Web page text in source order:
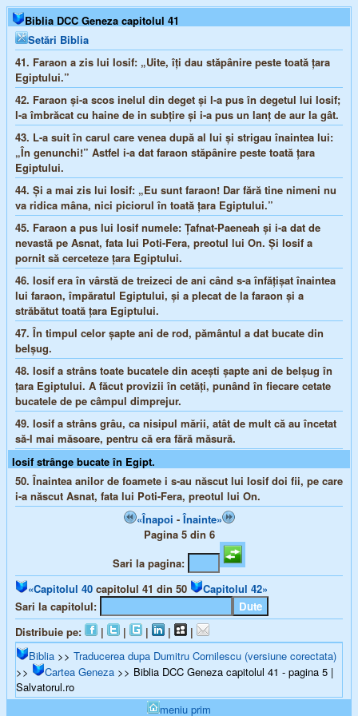
Biblia DCC Geneza capitolul 41
Setări Biblia
41. Faraon a zis lui Iosif: „Uite, îţi dau stăpânire peste toată ţara
Egiptului.”
42. Faraon şi-a scos inelul din deget şi l-a pus în degetul lui Iosif;
l-a îmbrăcat cu haine de in subţire şi i-a pus un lanţ de aur la gât.
43. L-a suit în carul care venea după al lui şi strigau înaintea lui:
„În genunchi!” Astfel i-a dat faraon stăpânire peste toată ţara
Egiptului.
44. Şi a mai zis lui Iosif: „Eu sunt faraon! Dar fără tine nimeni nu
va ridica mâna, nici piciorul în toată ţara Egiptului.”
45. Faraon a pus lui Iosif numele: Ţafnat-Paeneah şi i-a dat de
nevastă pe Asnat, fata lui Poti-Fera, preotul lui On. Şi Iosif a
pornit să cerceteze ţara Egiptului.
46. Iosif era în vârstă de treizeci de ani când s-a înfăţişat înaintea
lui faraon, împăratul Egiptului, şi a plecat de la faraon şi a
străbătut toată ţara Egiptului.
47. În timpul celor şapte ani de rod, pământul a dat bucate din
belşug.
48. Iosif a strâns toate bucatele din aceşti şapte ani de belşug în
ţara Egiptului. A făcut provizii în cetăţi, punând în fiecare cetate
bucatele de pe câmpul dimprejur.
49. Iosif a strâns grâu, ca nisipul mării, atât de mult că au încetat
să-l mai măsoare, pentru că era fără măsură.
Iosif strânge bucate în Egipt.
50. Înaintea anilor de foamete i s-au născut lui Iosif doi fii, pe care
i-a născut Asnat, fata lui Poti-Fera, preotul lui On.
«Înapoi -Înainte»
Pagina 5 din 6
Sari la pagina:
«Capitolul 40 capitolul 41 din 50
Capitolul 42»
Sari la capitolul:
Distribuie pe:
| | | |
|
Biblia >> Traducerea dupa Dumitru Cornilescu (versiune corectata)
>>
Cartea Geneza >> Biblia DCC Geneza capitolul 41 - pagina 5 |
Salvatorul.ro
meniu prim